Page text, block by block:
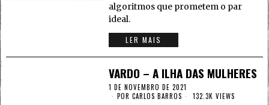
algoritmos que prometem o par
ideal.
LER MAIS
VARDO – A ILHA DAS MULHERES
1 DE NOVEMBRO DE 2021
PORCARLOS BARROS 132.3K VIEWS